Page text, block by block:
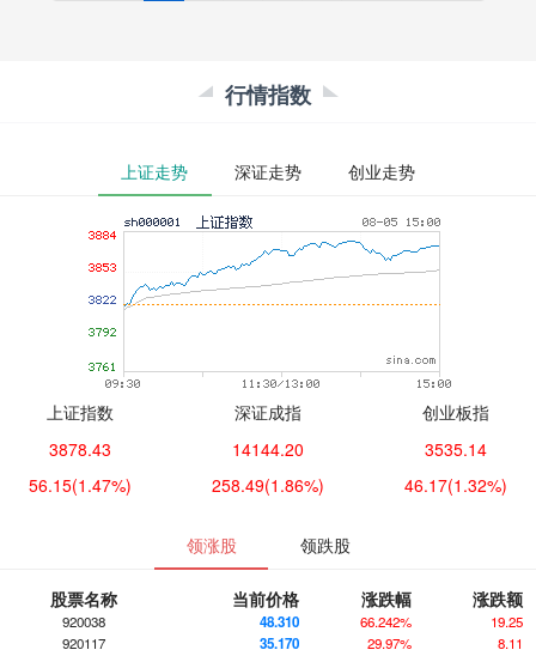
行情指数
上证走势 深证走势 创业走势
上证指数
3878.43
56.15(1.47%)
深证成指
14144.20
258.49(1.86%)
创业板指
3535.14
46.17(1.32%)
领涨股 领跌股
股票名称 当前价格 涨跌幅 涨跌额
920038 48.310 66.242%
19.25
920117
35.170 29.97%
8.11